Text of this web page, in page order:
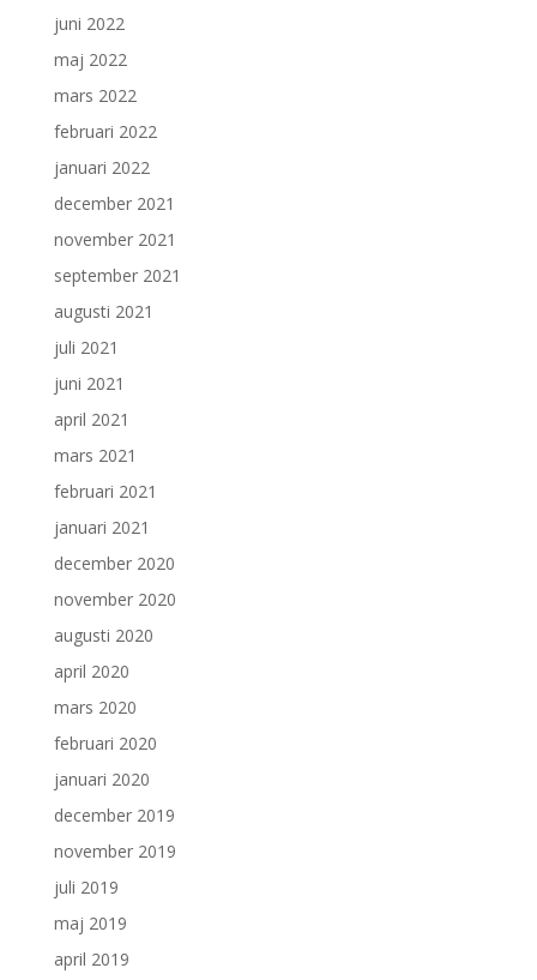
juni 2022
maj 2022
mars 2022
februari 2022
januari 2022
december 2021
november 2021
september 2021
augusti 2021
juli 2021
juni 2021
april 2021
mars 2021
februari 2021
januari 2021
december 2020
november 2020
augusti 2020
april 2020
mars 2020
februari 2020
januari 2020
december 2019
november 2019
juli 2019
maj 2019
april 2019